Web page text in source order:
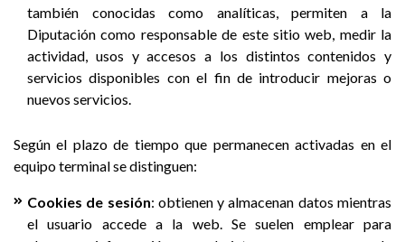
también conocidas como analíticas, permiten a la
Diputación como responsable de este sitio web, medir la
actividad, usos y accesos a los distintos contenidos y
servicios disponibles con el fin de introducir mejoras o
nuevos servicios.
Según el plazo de tiempo que permanecen activadas en el
equipo terminal se distinguen:
Cookies de sesión: obtienen y almacenan datos mientras
el usuario accede a la web. Se suelen emplear para